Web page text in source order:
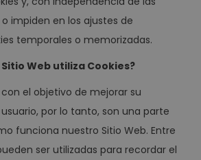
impiden en los ajustes de
temporales o memorizadas.
Web utiliza Cookies?
el objetivo de mejorar su
por lo tanto, son una parte
funciona nuestro Sitio Web. Entre
ser utilizadas para recordar el